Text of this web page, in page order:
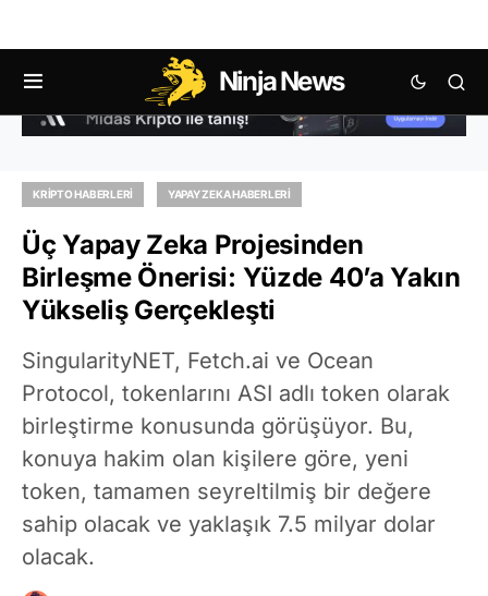
Ninja News
KRIPTO HABERLERI YAPAY ZEKA HABERLERI
Üç Yapay Zeka Projesinden
Birleşme Önerisi: Yüzde 40’a Yakın
Yükseliş Gerçekleşti
SingularityNET, Fetch.ai ve Ocean
Protocol, tokenlarını ASI adlı token olarak
birleştirme konusunda görüşüyor. Bu,
konuya hakim olan kişilere göre, yeni
token, tamamen seyreltilmiş bir değere
sahip olacak ve yaklaşık 7.5 milyar dolar
olacak.